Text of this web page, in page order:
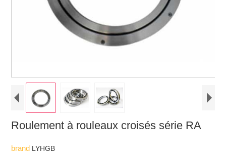
Roulement à rouleaux croisés série RA
brand LYHGB